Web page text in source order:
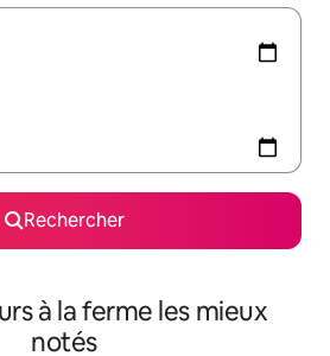
Rechercher
à la ferme les mieux
notés